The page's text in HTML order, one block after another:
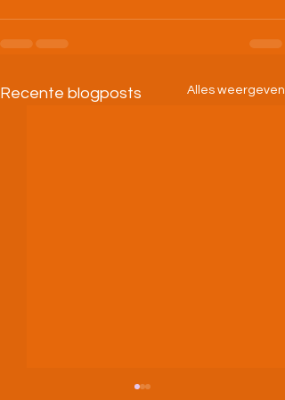
Recente blogposts Alles weergeven